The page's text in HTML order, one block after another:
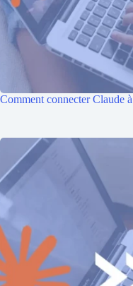
Comment connecter Claude